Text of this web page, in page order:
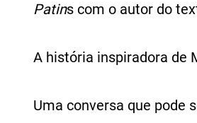
Patins com o autor do
A história inspiradora de
Uma conversa que pode